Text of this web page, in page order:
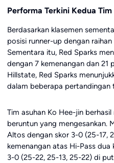
Performa Terkini Kedua Tim
Berdasarkan klasemen
posisi runner-up dengan
Sementara itu, Red Sparks
dengan 7 kemenangan dan 21
Hillstate, Red Sparks
dalam beberapa pertandingan
Tim asuhan Ko Hee-jin
beruntun yang mengesankan.
Altos dengan skor 3-0 (25-17,
kemenangan atas Hi-Pass
3-0 (25-22, 25-13, 25-22) di